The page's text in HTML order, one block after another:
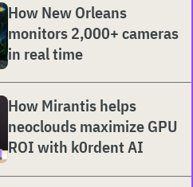
How New Orleans
monitors 2,000+ cameras
in real time
How Mirantis helps
neoclouds maximize GPU
ROI with k0rdent AI